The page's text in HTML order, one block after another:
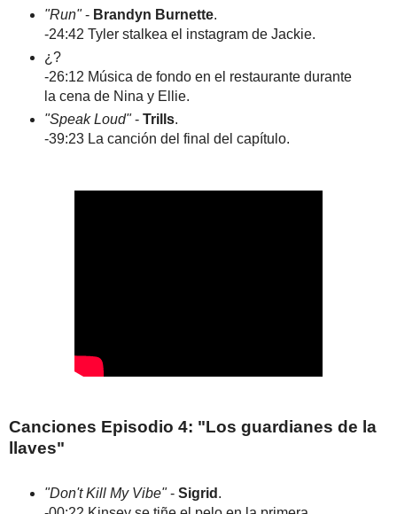
"Run"- Brandyn Burnette.
-24:42 Tyler stalkea el instagram de Jackie.
¿?
-26:12 Música de fondo en el restaurante durante
la cena de Nina y Ellie.
"Speak Loud"- Trills.
-39:23 La canción del final del capítulo.
Canciones Episodio 4: "Los guardianes de la
llaves"
"Don't Kill My Vibe"- Sigrid .